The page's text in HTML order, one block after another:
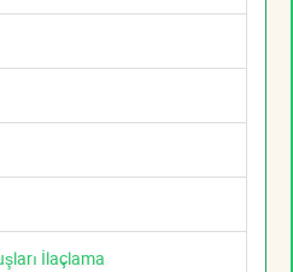
İlaçlama